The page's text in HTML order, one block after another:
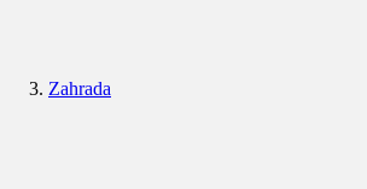
Zahrada